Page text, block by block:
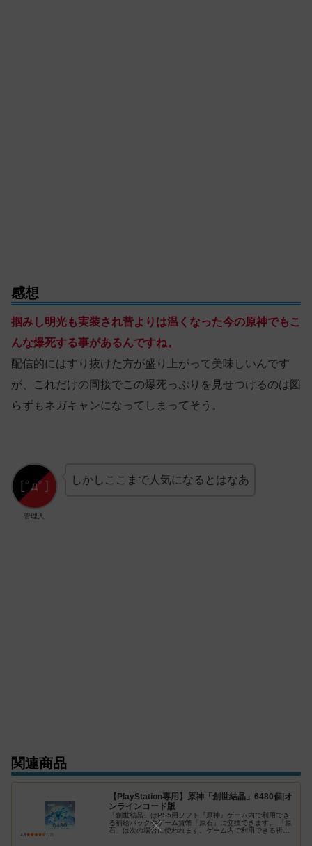
感想
掴みし明光も実装され昔よりは温くなった今の原神でもこ
んな爆死する事があるんですね。
配信的にはすり抜けた方が盛り上がって美味しいんです
が、これだけの同接でこの爆死っぷりを見せつけるのは図
らずもネガキャンになってしまってそう。
管理人
しかしここまで人気になるとはなあ
関連商品
【PlayStation専用】原神「創世結晶」6480個|オ
ンラインコード版
「創世結晶」はPS5用ソフト『原神』ゲーム内で利用でき
る補給パックやゲーム貨幣「原石」に交換できます。 「原
石」は次の場合に使われます。ゲーム内で利用できる祈願